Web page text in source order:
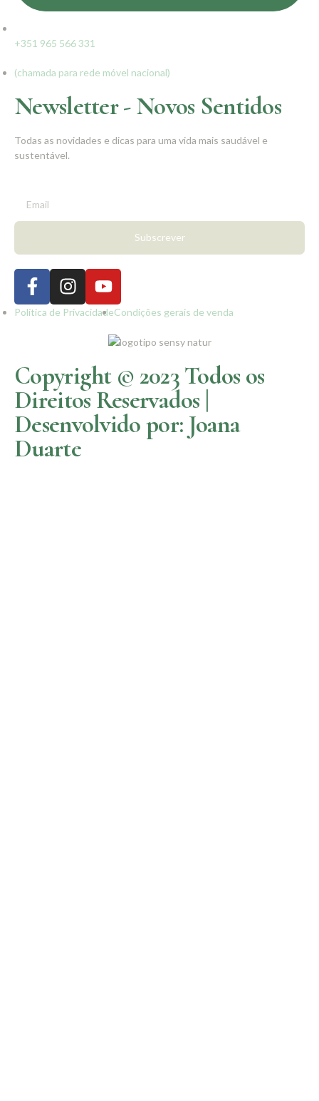
+351 965 566 331
(chamada para rede móvel nacional)
Newsletter - Novos Sentidos
Todas as novidades e dicas para uma vida mais saudável e
sustentável.
Subscrever
Política de PrivacidadeCondições gerais de venda
Copyright © 2023 Todos os
Direitos Reservados |
Desenvolvido por: Joana
Duarte